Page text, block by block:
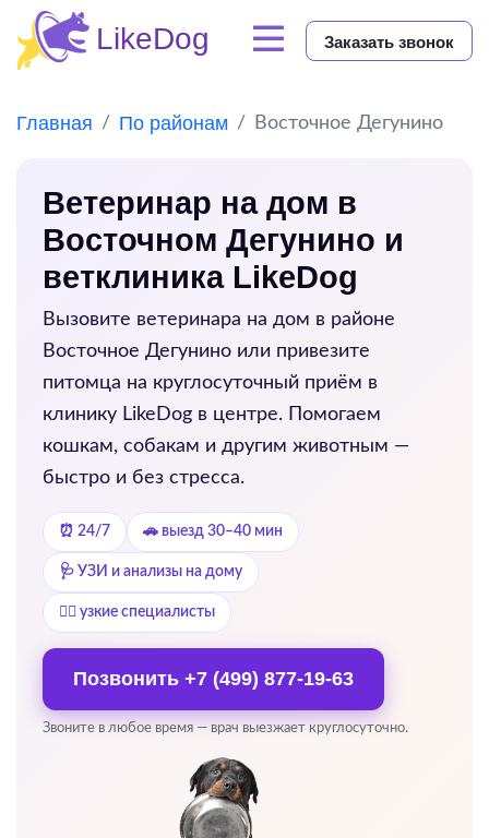
Заказать звонок
Главная По районам Восточное Дегунино
Ветеринар на дом в
Восточном Дегунино и
ветклиника LikeDog
Вызовите ветеринара на дом в районе
Восточное Дегунино или привезите
питомца на круглосуточный приём в
клинику LikeDog в центре. Помогаем
кошкам, собакам и другим животным —
быстро и без стресса.
⏰ 24/7 🚗 выезд 30–40 мин
🩺 УЗИ и анализы на дому
👨‍⚕️ узкие специалисты
Позвонить +7 (499) 877-19-63
Звоните в любое время — врач выезжает круглосуточно.